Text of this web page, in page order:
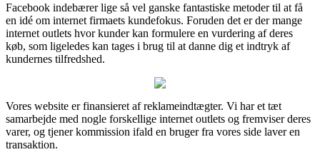
Facebook indebærer lige så vel ganske fantastiske metoder til at få
en idé om internet firmaets kundefokus. Foruden det er der mange
internet outlets hvor kunder kan formulere en vurdering af deres
køb, som ligeledes kan tages i brug til at danne dig et indtryk af
kundernes tilfredshed.
Vores website er finansieret af reklameindtægter. Vi har et tæt
samarbejde med nogle forskellige internet outlets og fremviser deres
varer, og tjener kommission ifald en bruger fra vores side laver en
transaktion.